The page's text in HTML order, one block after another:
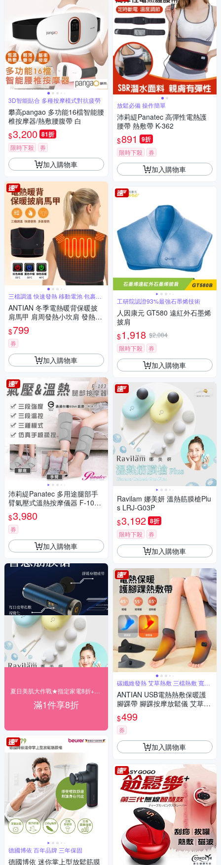
3D智能貼合 多種按摩模式對抗疲勞
攀高pangao 多功能16檔智能腰
椎按摩器/熱敷腰腹帶 白
$3,200 81折
限時下殺 券
加入購物車
三檔調溫 快速發熱 移動電池 包裹式
熱敷
ANTIAN 冬季電熱暖背保暖披
肩馬甲 肩周發熱小坎肩 發熱馬
甲 背部保暖神器
$799
券
加入購物車
沛莉緹Panatec 多用途腿部手
臂氣壓式溫熱按摩儀器 F-103
通過台灣BSMI認證
$3,980
券
加入購物車
滿1件享8折
德國博依 百年品牌 三年保固
德國博依 迷你掌上型放鬆筋膜
放鬆必備 操作簡單
沛莉緹Panatec 高彈性電熱護
腰帶 熱敷帶 K-362
$891 9折
限時下殺 券
加入購物車
工研院認證93%最強石墨烯技術
人因康元 GT580 遠紅外石墨烯
披肩
$1,918 $2,084
限時下殺
券
加入購物車
Ravilam 娜美妍 溫熱筋膜槍Plu
s LRJ-G03P
$3,192 8折
限時下殺 券
加入購物車
碳纖維發熱 艾草熱敷 三檔熱敷 寬鬆
緊帶
ANTIAN USB電熱熱敷保暖護
腳踝帶 腳踝按摩放鬆儀 艾草暖
足器 腳踝保暖神器（非醫療器
材）
$499
券
加入購物車